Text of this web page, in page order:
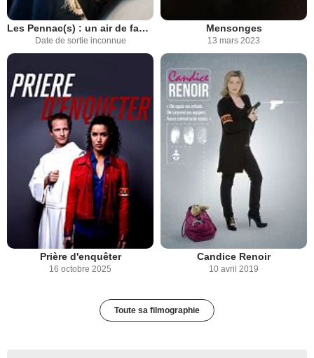
Les Pennac(s) : un air de famille
Date de sortie inconnue
Mensonges
13 mars 2023
Prière d'enquêter
16 octobre 2025
Candice Renoir
10 avril 2019
Toute sa filmographie